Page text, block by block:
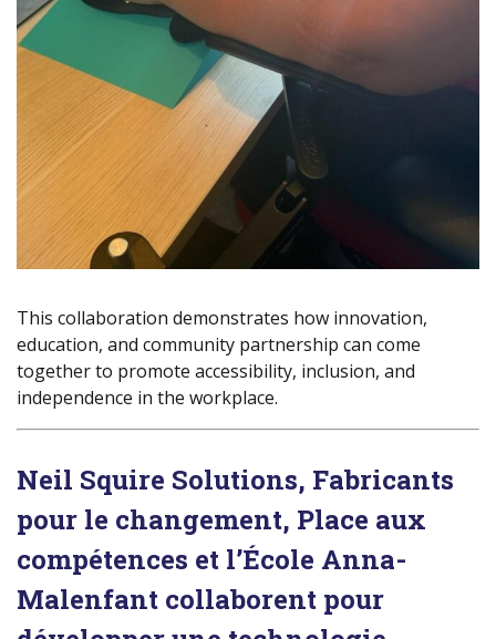
This collaboration demonstrates how innovation,
education, and community partnership can come
together to promote accessibility, inclusion, and
independence in the workplace.
Neil Squire Solutions, Fabricants
pour le changement, Place aux
compétences et l’École Anna-
Malenfant collaborent pour